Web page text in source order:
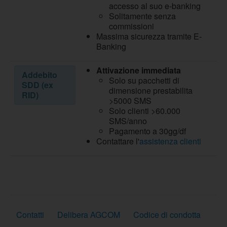
accesso al suo e-banking
Solitamente senza
commissioni
Massima sicurezza tramite E-
Banking
Addebito
SDD (ex
RID)
Attivazione immediata
Solo su pacchetti di
dimensione prestabilita
>5000 SMS
Solo clienti >60.000
SMS/anno
Pagamento a 30gg/df
Contattare l'assistenza clienti
Contatti Delibera AGCOM
Codice di condotta